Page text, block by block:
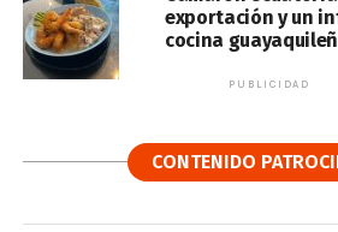
exportación y un
cocina
PUBLICIDAD
CONTENIDO